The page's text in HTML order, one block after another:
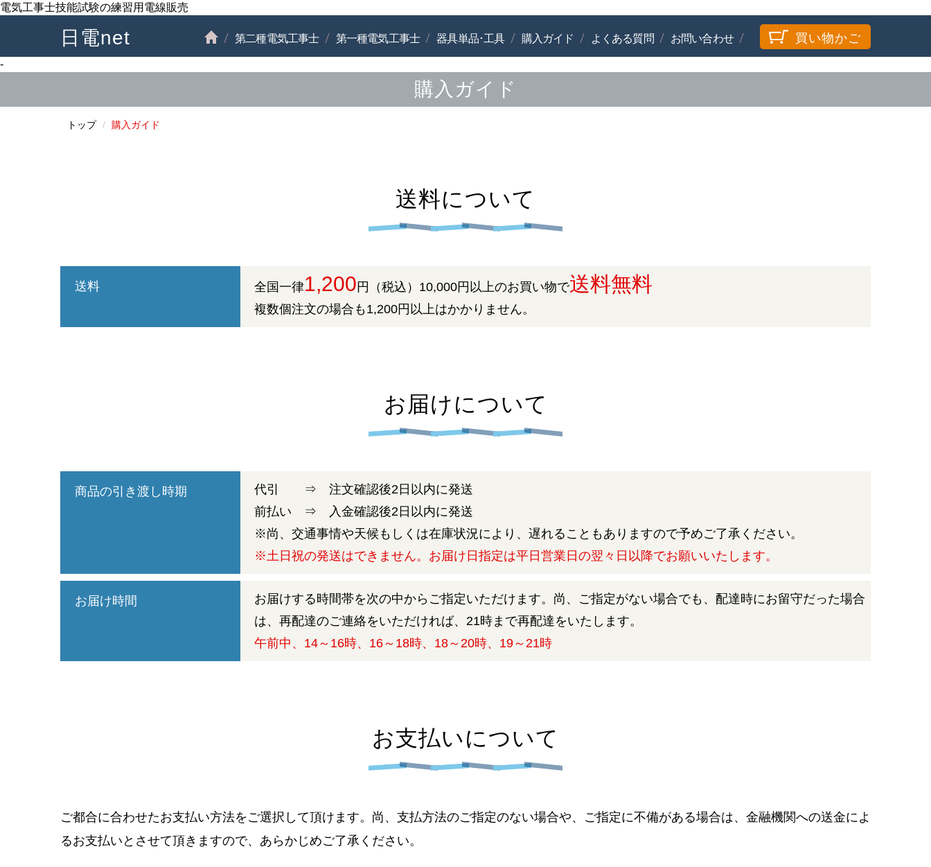
電気工事士技能試験の練習用電線販売
日電net 第二種電気工事士 第一種電気工事士 器具単品･工具 購入ガイド よくある質問 お問い合わせ 買い物かご
-
購入ガイド
トップ 購入ガイド
送料について
送料 全国一律1,200 円（税込）10,000円以上のお買い物で送料無料
複数個注文の場合も1,200円以上はかかりません。
お届けについて
商品の引き渡し時期
代引 ⇒ 注文確認後2日以内に発送
前払い ⇒ 入金確認後2日以内に発送
※尚、交通事情や天候もしくは在庫状況により、遅れることもありますので予めご了承ください。
※土日祝の発送はできません。お届け日指定は平日営業日の翌々日以降でお願いいたします。
お届け時間
お届けする時間帯を次の中からご指定いただけます。尚、ご指定がない場合でも、配達時にお留守だった場合
は、再配達のご連絡をいただければ、21時まで再配達をいたします。
午前中、14～16時、16～18時、18～20時、19～21時
お支払いについて
ご都合に合わせたお支払い方法をご選択して頂けます。尚、支払方法のご指定のない場合や、ご指定に不備がある場合は、金融機関への送金によ
るお支払いとさせて頂きますので、あらかじめご了承ください。